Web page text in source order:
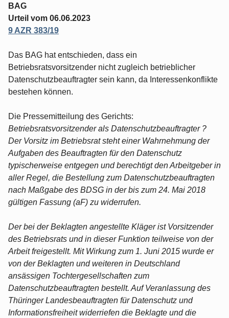
BAG
Urteil vom 06.06.2023
9 AZR 383/19
Das BAG hat entschieden, dass ein
Betriebsratsvorsitzender nicht zugleich betrieblicher
Datenschutzbeauftragter sein kann, da Interessenkonflikte
bestehen können.
Die Pressemitteilung des Gerichts:
Betriebsratsvorsitzender als Datenschutzbeauftragter ?
Der Vorsitz im Betriebsrat steht einer Wahrnehmung der
Aufgaben des Beauftragten für den Datenschutz
typischerweise entgegen und berechtigt den Arbeitgeber in
aller Regel, die Bestellung zum Datenschutzbeauftragten
nach Maßgabe des BDSG in der bis zum 24. Mai 2018
gültigen Fassung (aF) zu widerrufen.
Der bei der Beklagten angestellte Kläger ist Vorsitzender
des Betriebsrats und in dieser Funktion teilweise von der
Arbeit freigestellt. Mit Wirkung zum 1. Juni 2015 wurde er
von der Beklagten und weiteren in Deutschland
ansässigen Tochtergesellschaften zum
Datenschutzbeauftragten bestellt. Auf Veranlassung des
Thüringer Landesbeauftragten für Datenschutz und
Informationsfreiheit widerriefen die Beklagte und die